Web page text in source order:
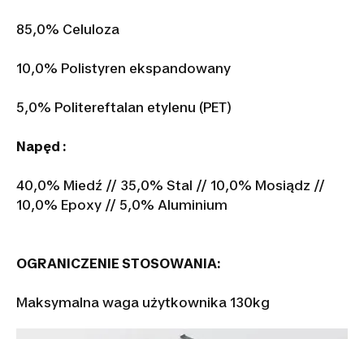
85,0% Celuloza
10,0% Polistyren ekspandowany
5,0% Politereftalan etylenu (PET)
Napęd :
40,0% Miedź // 35,0% Stal // 10,0% Mosiądz //
10,0% Epoxy // 5,0% Aluminium
OGRANICZENIE STOSOWANIA:
Maksymalna waga użytkownika 130kg